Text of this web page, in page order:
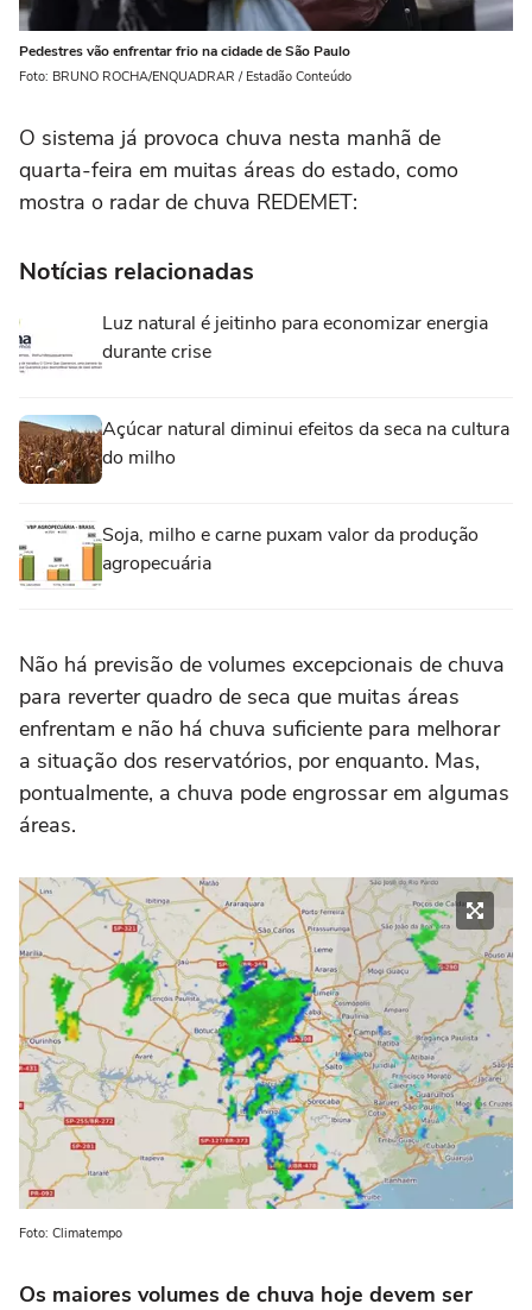
Pedestres vão enfrentar frio na cidade de São Paulo
Foto: BRUNO ROCHA/ENQUADRAR / Estadão Conteúdo
O sistema já provoca chuva nesta manhã de
quarta-feira em muitas áreas do estado, como
mostra o radar de chuva REDEMET:
Notícias relacionadas
Luz natural é jeitinho para economizar energia
durante crise
Açúcar natural diminui efeitos da seca na cultura
do milho
Soja, milho e carne puxam valor da produção
agropecuária
Não há previsão de volumes excepcionais de chuva
para reverter quadro de seca que muitas áreas
enfrentam e não há chuva suficiente para melhorar
a situação dos reservatórios, por enquanto. Mas,
pontualmente, a chuva pode engrossar em algumas
áreas.
Foto: Climatempo
Os maiores volumes de chuva hoje devem ser